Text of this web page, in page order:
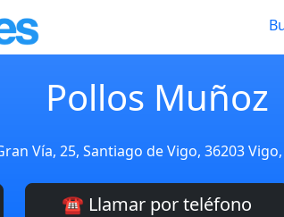
Pollos Muñoz
Vía, 25, Santiago de Vigo, 36203
☎️ Llamar por teléfono